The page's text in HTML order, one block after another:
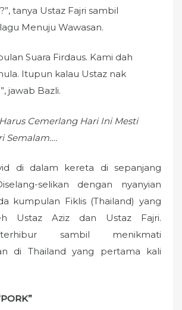
tanya Ustaz Fajri sambil
Menuju Wawasan.
Suara Firdaus. Kami dah
Itupun kalau Ustaz nak
jawab Bazli.
Cemerlang Hari Ini Mesti
Semalam….
di dalam kereta di sepanjang
selikan dengan nyanyian
kumpulan Fiklis (Thailand) yang
Ustaz Aziz dan Ustaz Fajri.
sambil menikmati
di Thailand yang pertama kali